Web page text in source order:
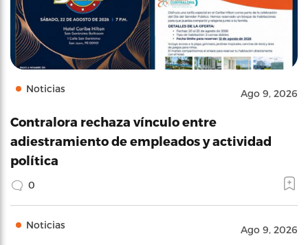
Noticias Ago 9, 2026
Contralora rechaza vínculo entre
adiestramiento de empleados y actividad
política
0
Noticias Ago 9, 2026